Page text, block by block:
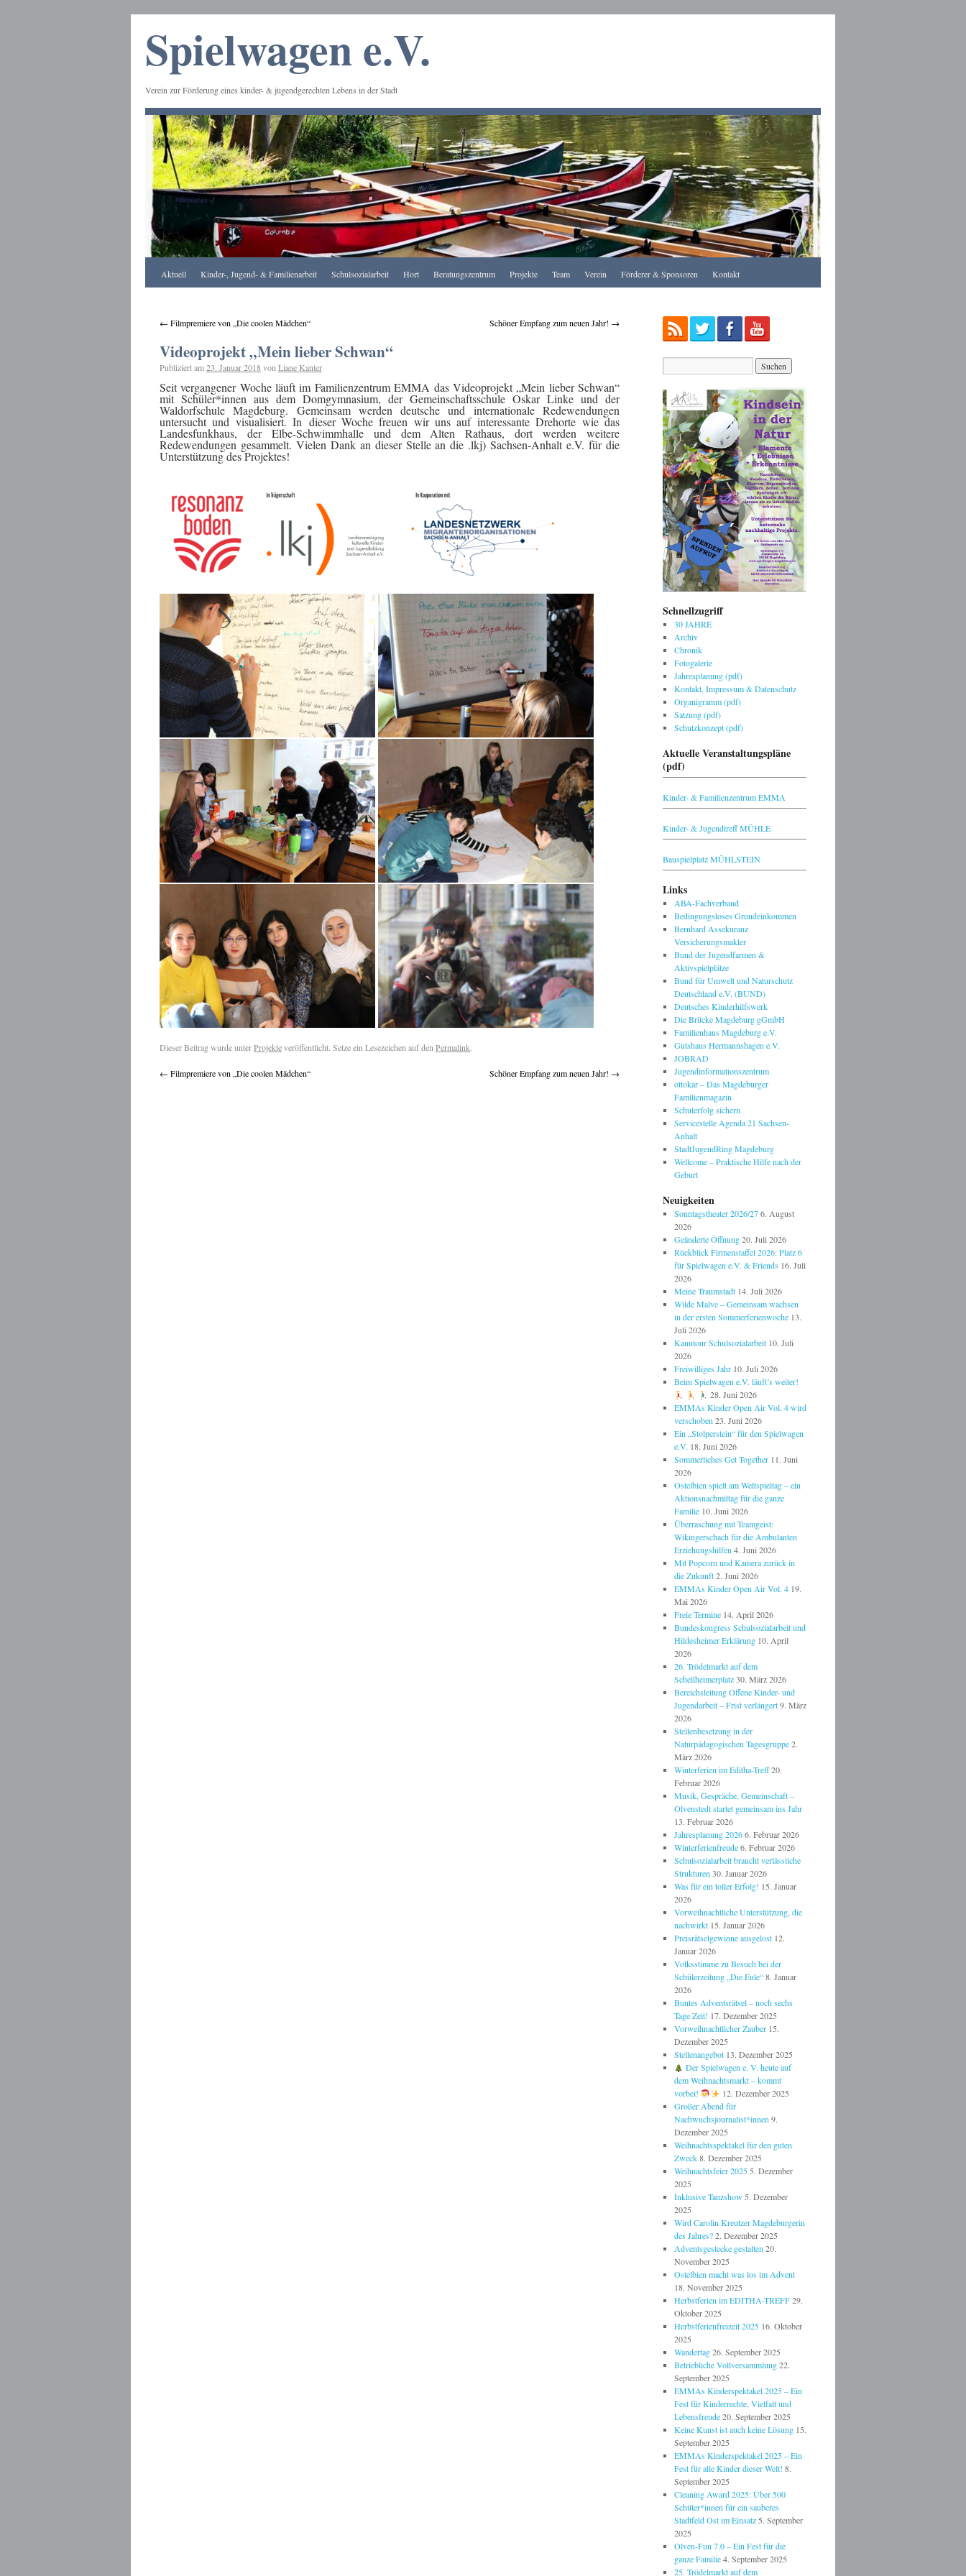
Spielwagen e.V.
Verein zur Förderung eines kinder- & jugendgerechten Lebens in der Stadt
Apotheke
Aktuell Kinder-, Jugend- & Familienarbeit Schulsozialarbeit Hort Beratungszentrum Projekte Team Verein Förderer & Sponsoren Kontakt
← Filmpremiere von „Die coolen Mädchen“ Schöner Empfang zum neuen Jahr! →
Videoprojekt „Mein lieber Schwan“
Publiziert am23. Januar 2018von Liane Kanter
Seit vergangener Woche läuft im Familienzentrum EMMA das Videoprojekt „Mein lieber Schwan“
mit Schüler*innen aus dem Domgymnasium, der Gemeinschaftsschule Oskar Linke und der
Waldorfschule Magdeburg. Gemeinsam werden deutsche und internationale Redewendungen
untersucht und visualisiert. In dieser Woche freuen wir uns auf interessante Drehorte wie das
Landesfunkhaus, der Elbe-Schwimmhalle und dem Alten Rathaus, dort werden weitere
Redewendungen gesammelt. Vielen Dank an dieser Stelle an die .lkj) Sachsen-Anhalt e.V. für die
Unterstützung des Projektes!
Dieser Beitrag wurde unterProjekteveröffentlicht. Setze ein Lesezeichen auf den Permalink.
← Filmpremiere von „Die coolen Mädchen“ Schöner Empfang zum neuen Jahr! →
Schnellzugriff
30 JAHRE
Archiv
Chronik
Fotogalerie
Jahresplanung (pdf)
Kontakt, Impressum & Datenschutz
Organigramm (pdf)
Satzung (pdf)
Schutzkonzept (pdf)
Aktuelle Veranstaltungspläne
(pdf)
Kinder- & Familienzentrum EMMA
Kinder- & Jugendtreff MÜHLE
Bauspielplatz MÜHLSTEIN
Links
ABA-Fachverband
Bedingungsloses Grundeinkommen
Bernhard Assekuranz
Versicherungsmakler
Bund der Jugendfarmen &
Aktivspielplätze
Bund für Umwelt und Naturschutz
Deutschland e.V. (BUND)
Deutsches Kinderhilfswerk
Die Brücke Magdeburg gGmbH
Familienhaus Magdeburg e.V.
Gutshaus Hermannshagen e.V.
JOBRAD
Jugendinformationszentrum
ottokar – Das Magdeburger
Familienmagazin
Schulerfolg sichern
Servicestelle Agenda 21 Sachsen-
Anhalt
StadtJugendRing Magdeburg
Wellcome – Praktische Hilfe nach der
Geburt
Neuigkeiten
Sonntagstheater 2026/27 6. August
2026
Geänderte Öffnung 20. Juli 2026
Rückblick Firmenstaffel 2026: Platz 6
für Spielwagen e.V. & Friends 16. Juli
2026
Meine Traumstadt 14. Juli 2026
Wilde Malve – Gemeinsam wachsen
in der ersten Sommerferienwoche 13.
Juli 2026
Kanutour Schulsozialarbeit 10. Juli
2026
Freiwilliges Jahr 10. Juli 2026
Beim Spielwagen e.V. läuft’s weiter!
28. Juni 2026
EMMAs Kinder Open Air Vol. 4 wird
verschoben 23. Juni 2026
Ein „Stolperstein“ für den Spielwagen
e.V. 18. Juni 2026
Sommerliches Get Together 11. Juni
2026
Ostelbien spielt am Weltspieltag – ein
Aktionsnachmittag für die ganze
Familie 10. Juni 2026
Überraschung mit Teamgeist:
Wikingerschach für die Ambulanten
Erziehungshilfen 4. Juni 2026
Mit Popcorn und Kamera zurück in
die Zukunft 2. Juni 2026
EMMAs Kinder Open Air Vol. 4 19.
Mai 2026
Freie Termine 14. April 2026
Bundeskongress Schulsozialarbeit und
Hildesheimer Erklärung 10. April
2026
26. Trödelmarkt auf dem
Schellheimerplatz 30. März 2026
Bereichsleitung Offene Kinder- und
Jugendarbeit – Frist verlängert 9. März
2026
Stellenbesetzung in der
Naturpädagogischen Tagesgruppe 2.
März 2026
Winterferien im Editha-Treff 20.
Februar 2026
Musik, Gespräche, Gemeinschaft –
Olvenstedt startet gemeinsam ins Jahr
13. Februar 2026
Jahresplanung 2026 6. Februar 2026
Winterferienfreude 6. Februar 2026
Schulsozialarbeit braucht verlässliche
Strukturen 30. Januar 2026
Was für ein toller Erfolg! 15. Januar
2026
Vorweihnachtliche Unterstützung, die
nachwirkt 15. Januar 2026
Preisrätselgewinne ausgelost 12.
Januar 2026
Volksstimme zu Besuch bei der
Schülerzeitung „Die Eule“ 8. Januar
2026
Buntes Adventsrätsel – noch sechs
Tage Zeit! 17. Dezember 2025
Vorweihnachtlicher Zauber 15.
Dezember 2025
Stellenangebot 13. Dezember 2025
Der Spielwagen e. V. heute auf
dem Weihnachtsmarkt – kommt
vorbei!
12. Dezember 2025
Großer Abend für
Nachwuchsjournalist*innen 9.
Dezember 2025
Weihnachtsspektakel für den guten
Zweck 8. Dezember 2025
Weihnachtsfeier 2025 5. Dezember
2025
Inklusive Tanzshow 5. Dezember
2025
Wird Carolin Kreutzer Magdeburgerin
des Jahres? 2. Dezember 2025
Adventsgestecke gestalten 20.
November 2025
Ostelbien macht was los im Advent
18. November 2025
Herbstferien im EDITHA-TREFF 29.
Oktober 2025
Herbstferienfreizeit 2025 16. Oktober
2025
Wandertag 26. September 2025
Betriebliche Vollversammlung 22.
September 2025
EMMAs Kinderspektakel 2025 – Ein
Fest für Kinderrechte, Vielfalt und
Lebensfreude 20. September 2025
Keine Kunst ist auch keine Lösung 15.
September 2025
EMMAs Kinderspektakel 2025 – Ein
Fest für alle Kinder dieser Welt! 8.
September 2025
Cleaning Award 2025: Über 500
Schüler*innen für ein sauberes
Stadtfeld Ost im Einsatz 5. September
2025
Olven-Fun 7.0 – Ein Fest für die
ganze Familie 4. September 2025
25. Trödelmarkt auf dem